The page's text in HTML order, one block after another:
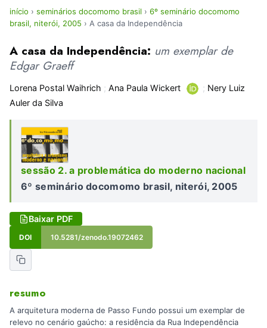
início › seminários docomomo brasil › 6º seminário docomomo
brasil, niterói, 2005 › A casa da Independência
A casa da Independência: um exemplar de
Edgar Graeff
Lorena Postal Waihrich ; Ana Paula Wickert ; Nery Luiz
Auler da Silva
sessão 2. a problemática do moderno nacional
6º seminário docomomo brasil, niterói, 2005
Baixar PDF
DOI 10.5281/zenodo.19072462
resumo
A arquitetura moderna de Passo Fundo possui um exemplar de
relevo no cenário gaúcho: a residência da Rua Independência